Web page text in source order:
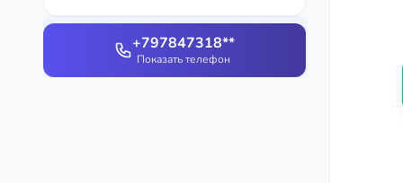
+797847318**
Показать телефон